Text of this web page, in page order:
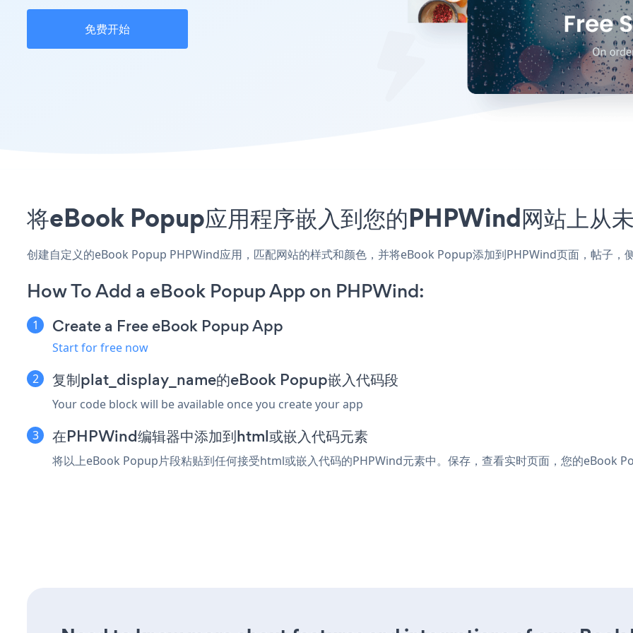
免费开始
将eBook Popup应用程序嵌入到您的PHPWind网站上从
创建自定义的eBook Popup PHPWind应用，匹配网站的样式和颜色，并将eBook Popup添加到PHPWind页面，帖子，
How To Add a eBook Popup App on PHPWind:
Create a Free eBook Popup App
Start for free now
复制plat_display_name的eBook Popup嵌入代码段
Your code block will be available once you create your app
在PHPWind编辑器中添加到html或嵌入代码元素
将以上eBook Popup片段粘贴到任何接受html或嵌入代码的PHPWind元素中。保存，查看实时页面，您的eBook